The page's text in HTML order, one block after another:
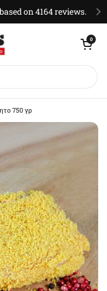
on 4164 reviews.
Άνοιγμα0
750 γρ